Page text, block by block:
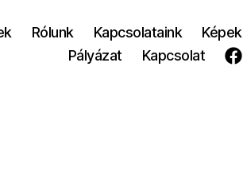
Rólunk Kapcsolataink
Képek
Pályázat
Kapcsolat